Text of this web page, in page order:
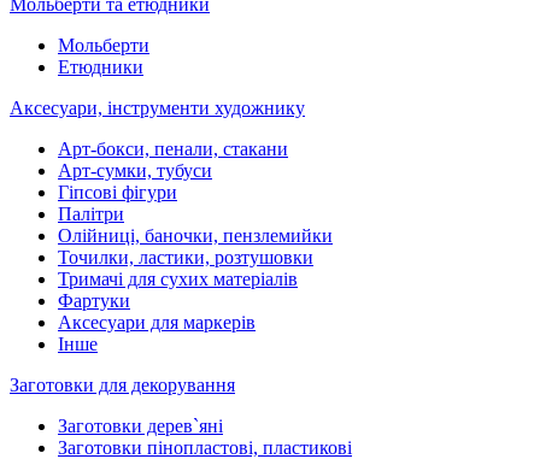
Мольберти та етюдники
Мольберти
Етюдники
Аксесуари, інструменти художнику
Арт-бокси, пенали, стакани
Арт-сумки, тубуси
Гіпсові фігури
Палітри
Олійниці, баночки, пензлемийки
Точилки, ластики, розтушовки
Тримачі для сухих матеріалів
Фартуки
Аксесуари для маркерів
Інше
Заготовки для декорування
Заготовки дерев`яні
Заготовки пінопластові, пластикові